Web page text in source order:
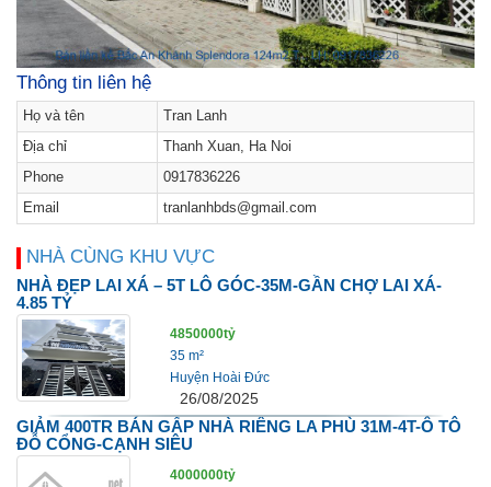
Thông tin liên hệ
Họ và tên
Tran Lanh
Địa chỉ
Thanh Xuan, Ha Noi
Phone
0917836226
Email
tranlanhbds@gmail.com
NHÀ CÙNG KHU VỰC
NHÀ ĐẸP LAI XÁ – 5T LÔ GÓC-35M-GẦN CHỢ LAI XÁ-
4.85 TỶ
4850000tỷ
35 m²
Huyện Hoài Đức
26/08/2025
GIẢM 400TR BÁN GẤP NHÀ RIÊNG LA PHÙ 31M-4T-Ô TÔ
ĐỖ CỔNG-CẠNH SIÊU
4000000tỷ